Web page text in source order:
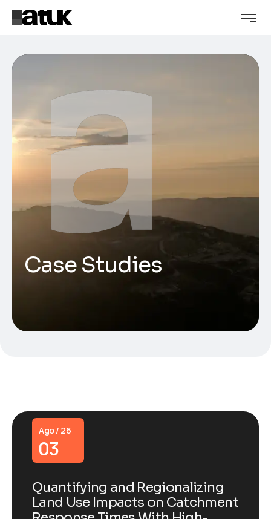
Case Studies
Ago / 26
03
Quantifying and Regionalizing
Land Use Impacts on Catchment